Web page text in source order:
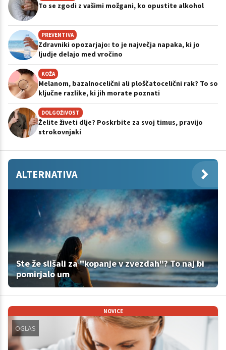
To se zgodi z vašimi možgani, ko opustite alkohol
PREVENTIVA
Zdravniki opozarjajo: to je največja napaka, ki jo
ljudje delajo med vročino
KOŽA
Melanom, bazalnocelični ali ploščatocelični rak? To so
ključne razlike, ki jih morate poznati
DOLGOŽIVOST
Želite živeti dlje? Poskrbite za svoj timus, pravijo
strokovnjaki
ALTERNATIVA
Ste že slišali za "kopanje v zvezdah"? To naj bi
pomirjalo um
NOVICE
OGLAS